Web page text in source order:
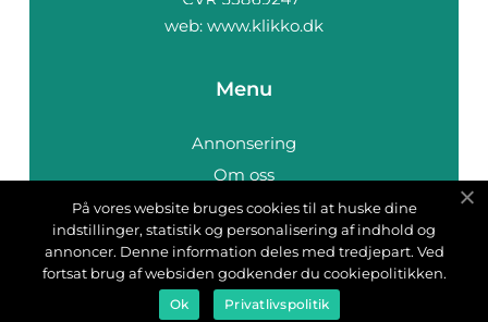
web: www.klikko.dk
Menu
Annonsering
Om oss
Cookies
Kontakta oss
Sitemap
På vores website bruges cookies til at huske dine
indstillinger, statistik og personalisering af indhold og
annoncer. Denne information deles med tredjepart. Ved
fortsat brug af websiden godkender du cookiepolitikken.
Ok Privatlivspolitik